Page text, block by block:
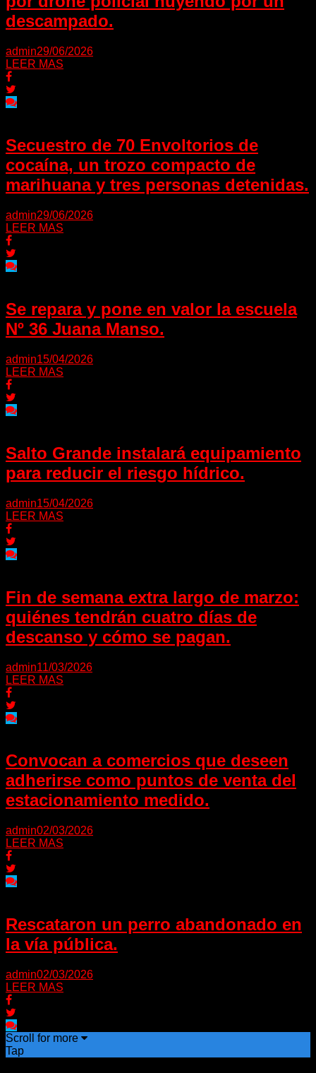
descampado.
admin29/06/2026
LEER MAS
Secuestro de 70 Envoltorios de
cocaína, un trozo compacto de
marihuana y tres personas detenidas.
admin29/06/2026
LEER MAS
Se repara y pone en valor la escuela
Nº 36 Juana Manso.
admin15/04/2026
LEER MAS
Salto Grande instalará equipamiento
para reducir el riesgo hídrico.
admin15/04/2026
LEER MAS
Fin de semana extra largo de marzo:
quiénes tendrán cuatro días de
descanso y cómo se pagan.
admin11/03/2026
LEER MAS
Convocan a comercios que deseen
adherirse como puntos de venta del
estacionamiento medido.
admin02/03/2026
LEER MAS
Rescataron un perro abandonado en
la vía pública.
admin02/03/2026
LEER MAS
Scroll for more
Tap